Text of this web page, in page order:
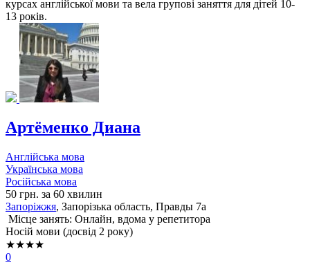
курсах англійської мови та вела групові заняття для дітей 10-
13 років.
Артёменко Диана
Англійська мова
Українська мова
Російська мова
50 грн. за 60 хвилин
Запоріжжя, Запорізька область, Правды 7а
Місце занять: Онлайн, вдома у репетитора
Носій мови (досвід 2 року)
★★★★
0